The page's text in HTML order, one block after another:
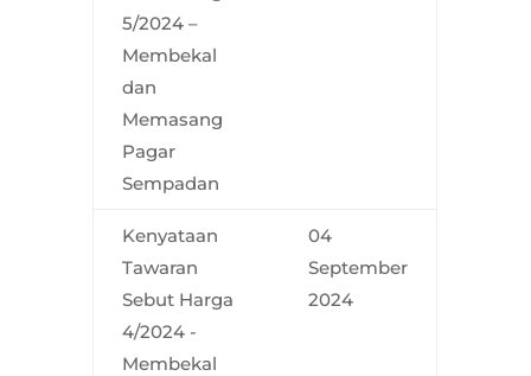
5/2024 –
Membekal
dan
Memasang
Pagar
Sempadan
Kenyataan
Tawaran
Sebut Harga
4/2024 -
Membekal
04
September
2024